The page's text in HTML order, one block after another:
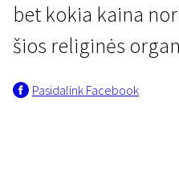
bet kokia kaina
šios religinės
Pasidalink Facebook